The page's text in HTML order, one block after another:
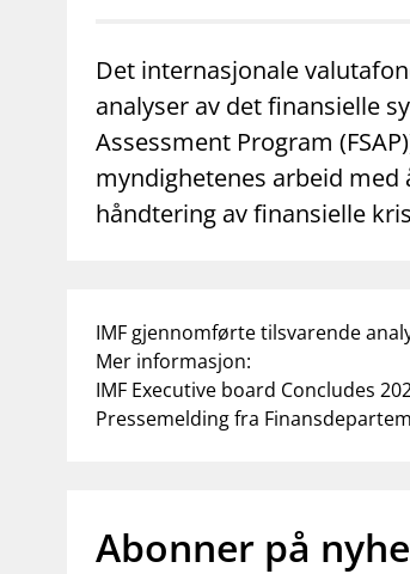
Det internasjonale
analyser av det finansielle
Assessment Program
myndighetenes arbeid
håndtering av finansielle
IMF gjennomførte tilsvarende
Mer informasjon:
IMF Executive board Concludes
Pressemelding fra
Abonner på